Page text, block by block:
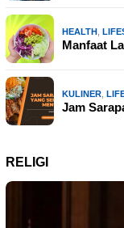
HEALTH
Manfaat
KULINER
Jam
RELIGI